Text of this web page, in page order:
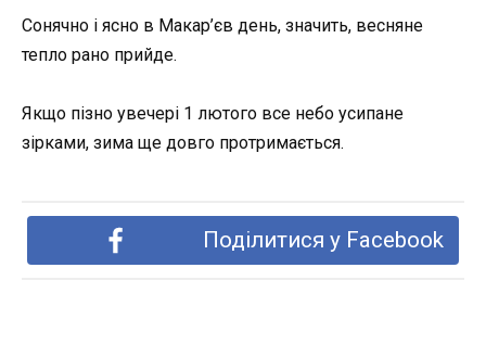
Сонячно і ясно в Макар’єв день, значить, весняне
тепло рано прийде.
Якщо пізно увечері 1 лютого все небо усипане
зірками, зима ще довго протримається.
Поділитися у Facebook